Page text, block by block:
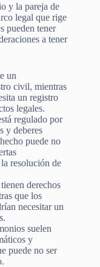
y la pareja de
legal que rige
pueden tener
a tener
un
civil, mientras
un registro
legales.
regulado por
y deberes
puede no
resolución de
derechos
que los
necesitar un
suelen
y
puede no ser